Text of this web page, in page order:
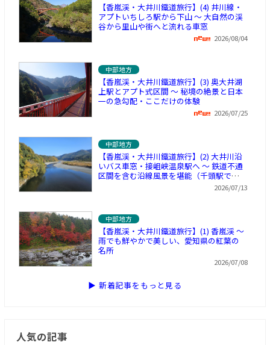
【香嵐渓・大井川鐵道旅行】(4) 井川線・
アプトいちしろ駅から下山 ～ 大自然の渓
谷から里山や街へと流れる車窓
2026/08/04
中部地方
【香嵐渓・大井川鐵道旅行】(3) 奥大井湖
上駅とアプト式区間 ～ 秘境の絶景と日本
一の急勾配・ここだけの体験
2026/07/25
中部地方
【香嵐渓・大井川鐵道旅行】(2) 大井川沿
いバス車窓・接岨峡温泉駅へ ～ 鉄道不通
区間を含む沿線風景を堪能（千頭駅で休
2026/07/13
中部地方
【香嵐渓・大井川鐵道旅行】(1) 香嵐渓 ～
雨でも鮮やかで美しい、愛知県の紅葉の
名所
2026/07/08
▶ 新着記事をもっと見る
人気の記事